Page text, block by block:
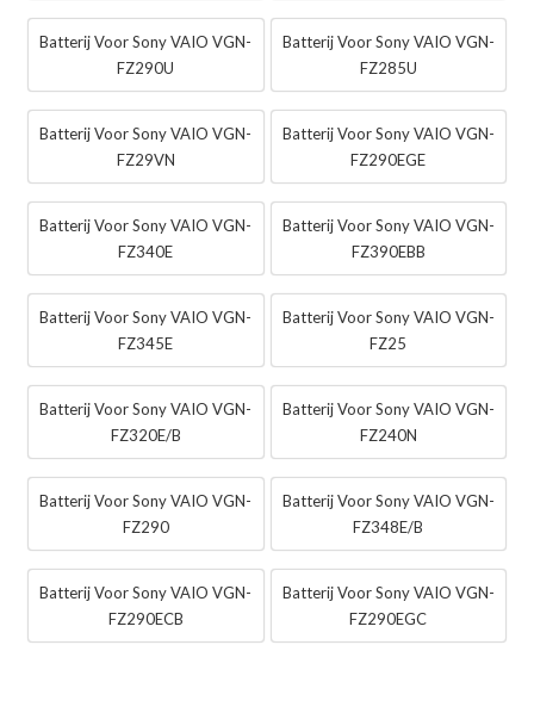
Batterij Voor Sony VAIO VGN-
FZ290U
Batterij Voor Sony VAIO VGN-
FZ285U
Batterij Voor Sony VAIO VGN-
FZ29VN
Batterij Voor Sony VAIO VGN-
FZ290EGE
Batterij Voor Sony VAIO VGN-
FZ340E
Batterij Voor Sony VAIO VGN-
FZ390EBB
Batterij Voor Sony VAIO VGN-
FZ345E
Batterij Voor Sony VAIO VGN-
FZ25
Batterij Voor Sony VAIO VGN-
FZ320E/B
Batterij Voor Sony VAIO VGN-
FZ240N
Batterij Voor Sony VAIO VGN-
FZ290
Batterij Voor Sony VAIO VGN-
FZ348E/B
Batterij Voor Sony VAIO VGN-
FZ290ECB
Batterij Voor Sony VAIO VGN-
FZ290EGC